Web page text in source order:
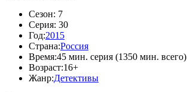
Сезон: 7
Серия: 30
Год:2015
Страна:Россия
Время:45 мин. серия (1350 мин. всего)
Возраст:16+
Жанр:Детективы